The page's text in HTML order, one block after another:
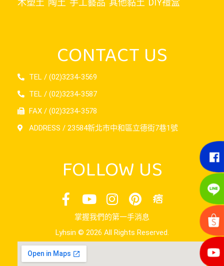
木塑土 陶土 手工藝品 其他黏土 DIY禮盒
CONTACT US
TEL / (02)3234-3569
TEL / (02)3234-3587
FAX / (02)3234-3578
ADDRESS / 23584新北市中和區立德街7巷1號
FOLLOW US
掌握我們的第一手消息
Lyhsin © 2026 All Rights Reserved.